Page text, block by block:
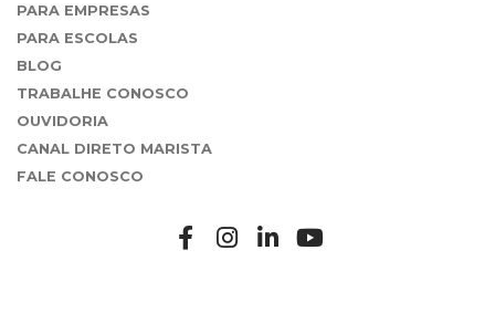
PARA EMPRESAS
PARA ESCOLAS
BLOG
TRABALHE CONOSCO
OUVIDORIA
CANAL DIRETO MARISTA
FALE CONOSCO